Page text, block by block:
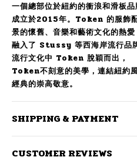
一個總部位於紐約的衝浪和滑板品
成立於2015年。Token 的服飾
景的懷舊、音樂和藝術文化的熱愛
融入了 Stussy 等西海岸流行品
流行文化中 Token 脫穎而出，
Token不刻意的美學，連結紐約
經典的崇高敬意。
SHIPPING & PAYMENT
CUSTOMER REVIEWS